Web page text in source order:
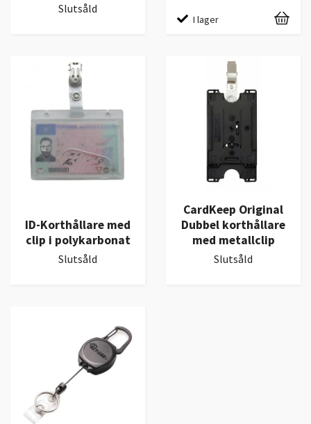
Slutsåld
I lager
ID-Korthållare med
clip i polykarbonat
Slutsåld
CardKeep Original
Dubbel korthållare
med metallclip
Slutsåld